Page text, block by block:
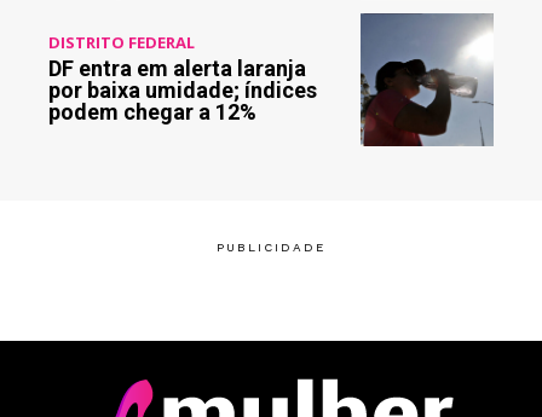
DISTRITO FEDERAL
DF entra em alerta laranja
por baixa umidade; índices
podem chegar a 12%